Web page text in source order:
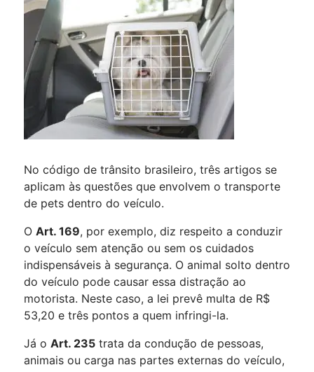
No código de trânsito brasileiro, três artigos se
aplicam às questões que envolvem o transporte
de pets dentro do veículo.
O Art. 169, por exemplo, diz respeito a conduzir
o veículo sem atenção ou sem os cuidados
indispensáveis à segurança. O animal solto dentro
do veículo pode causar essa distração ao
motorista. Neste caso, a lei prevê multa de R$
53,20 e três pontos a quem infringi-la.
Já o Art. 235trata da condução de pessoas,
animais ou carga nas partes externas do veículo,